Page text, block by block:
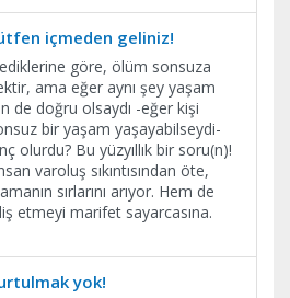
içmeden geliniz!
göre, ölüm sonsuza
ama eğer aynı şey yaşam
de doğru olsaydı -eğer kişi
bir yaşam yaşayabilseydi-
olurdu? Bu yüzyıllık bir soru(n)!
varoluş sıkıntısından öte,
sırlarını arıyor. Hem de
etmeyi marifet sayarcasına.
yok!